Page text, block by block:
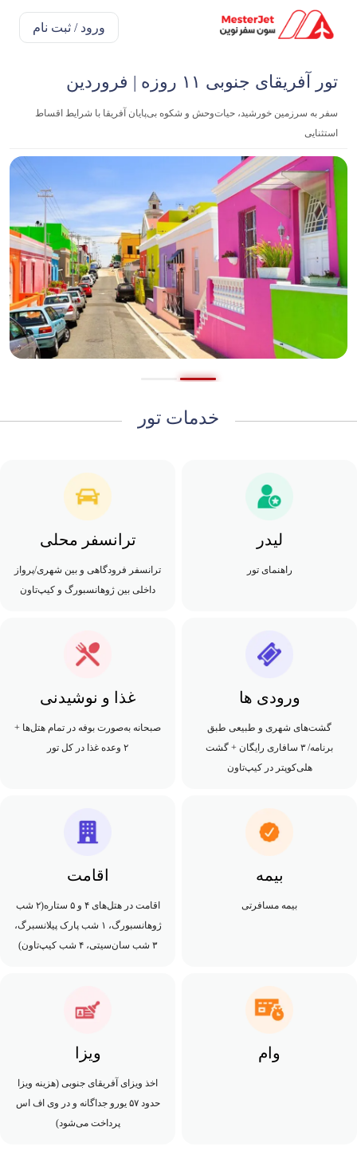
ورود / ثبت نام
تور آفریقای جنوبی ۱۱ روزه | فروردین
سفر به سرزمین خورشید، حیات‌وحش و شکوه بی‌پایان آفریقا با شرایط اقساط
استثنایی
خدمات تور
لیدر
راهنمای تور
ترانسفر محلی
ترانسفر فرودگاهی و بین شهری/پرواز
داخلی بین ژوهانسبورگ و کیپ‌تاون
ورودی ها
گشت‌های شهری و طبیعی طبق
برنامه/ ۳ سافاری رایگان + گشت
هلی‌کوپتر در کیپ‌تاون
غذا و نوشیدنی
صبحانه به‌صورت بوفه در تمام هتل‌ها +
۲ وعده غذا در کل تور
بیمه
بیمه مسافرتی
اقامت
اقامت در هتل‌های ۴ و ۵ ستاره(۲ شب
ژوهانسبورگ، ۱ شب پارک پیلانسبرگ،
۳ شب سان‌سیتی، ۴ شب کیپ‌تاون)
وام ویزا
اخذ ویزای آفریقای جنوبی (هزینه ویزا
حدود ۵۷ یورو جداگانه و در وی اف اس
پرداخت می‌شود)